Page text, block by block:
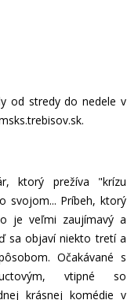
od stredy do nedele v
ktorý prežíva "krízu
svojom... Príbeh, ktorý
je veľmi zaujímavý a
sa objaví niekto tretí a
Očakávané s
vtipné so
krásnej komédie v